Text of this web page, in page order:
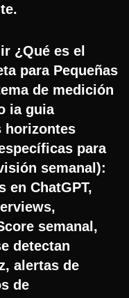
¿Qué es el
para Pequeñas
de medición
ia guia
horizontes
para
semanal):
en ChatGPT,
semanal,
detectan
alertas de
de